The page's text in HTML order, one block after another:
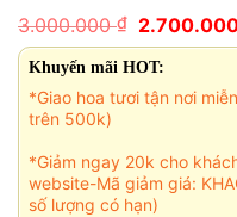
3.000.000₫ Giá
gốc
là:
3.000.000
Khuyến mãi HOT:
*Giao hoa tươi tận nơi
trên 500k)
*Giảm ngay 20k cho
website-Mã giảm giá:
số lượng có hạn)